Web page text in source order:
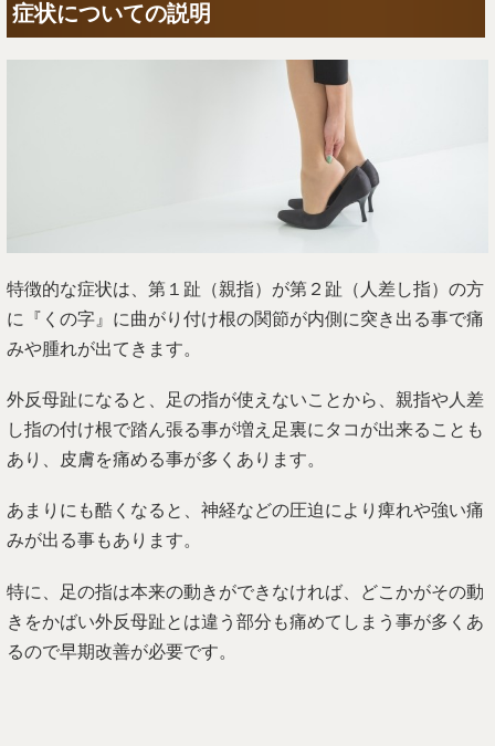
症状についての説明
特徴的な症状は、第１趾（親指）が第２趾（人差し指）の方
に『くの字』に曲がり付け根の関節が内側に突き出る事で痛
みや腫れが出てきます。
外反母趾になると、足の指が使えないことから、親指や人差
し指の付け根で踏ん張る事が増え足裏にタコが出来ることも
あり、皮膚を痛める事が多くあります。
あまりにも酷くなると、神経などの圧迫により痺れや強い痛
みが出る事もあります。
特に、足の指は本来の動きができなければ、どこかがその動
きをかばい外反母趾とは違う部分も痛めてしまう事が多くあ
るので早期改善が必要です。